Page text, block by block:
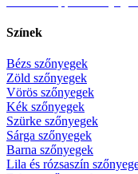
Színek
Bézs szőnyegek
Zöld szőnyegek
Vörös szőnyegek
Kék szőnyegek
Szürke szőnyegek
Sárga szőnyegek
Barna szőnyegek
Lila és rózsaszín